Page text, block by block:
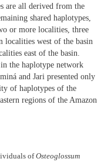
are all derived from the
shared haplotypes,
or more localities, three
localities west of the basin
east of the basin.
the haplotype network
and Jari presented only
of haplotypes of the
regions of the Amazon
ofOsteoglossum